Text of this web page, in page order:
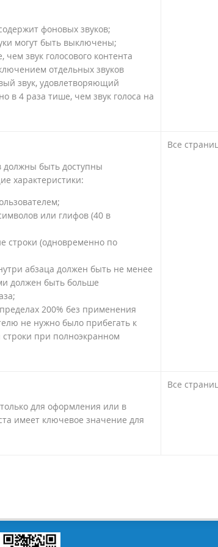
фоновых звуков;
могут быть выключены;
звук голосового контента
отдельных звуков
звук, удовлетворяющий
в 4 раза тише, чем звук голоса на
должны быть доступны
характеристики:
или глифов (40 в
строки (одновременно по
абзаца должен быть не менее
должен быть больше
200% без применения
не нужно было прибегать к
строки при полноэкранном
Все
для оформления или в
имеет ключевое значение для
Все